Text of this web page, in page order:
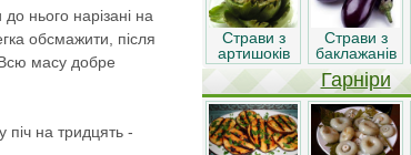
нього нарізані на
обсмажити, після
Всю масу добре
піч на тридцять -
Страви з
артишоків
Страви з
баклажанів
Гарніри